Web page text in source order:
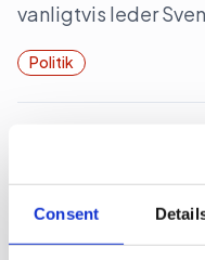
Consent
vanligtvis leder
Politik
”Ebba Buschs
hårdare
Retorikkonsulten